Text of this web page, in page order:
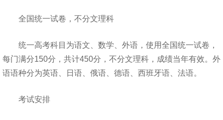
全国统一试卷，不分文理科
统一高考科目为语文、数学、外语，使用全国统一试卷，
每门满分150分，共计450分，不分文理科，成绩当年有效。外
语语种分为英语、日语、俄语、德语、西班牙语、法语。
考试安排